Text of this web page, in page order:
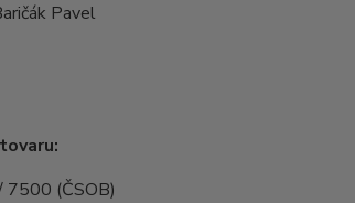
Pavel
(ČSOB)